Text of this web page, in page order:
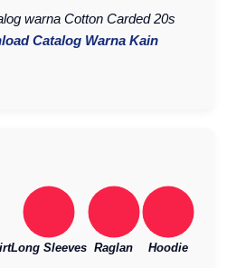
warna Cotton Carded 20s
Catalog Warna Kain
Long Sleeves Raglan Hoodie